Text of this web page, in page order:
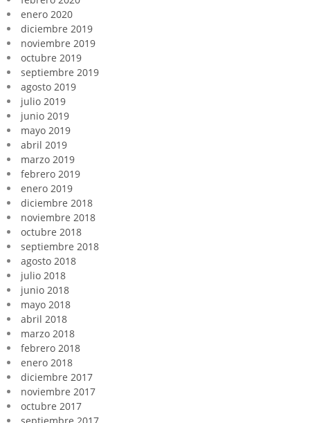
enero 2020
diciembre 2019
noviembre 2019
octubre 2019
septiembre 2019
agosto 2019
julio 2019
junio 2019
mayo 2019
abril 2019
marzo 2019
febrero 2019
enero 2019
diciembre 2018
noviembre 2018
octubre 2018
septiembre 2018
agosto 2018
julio 2018
junio 2018
mayo 2018
abril 2018
marzo 2018
febrero 2018
enero 2018
diciembre 2017
noviembre 2017
octubre 2017